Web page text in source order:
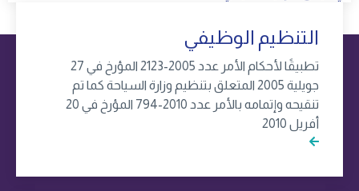
التنظيم الوظيفي
تطبيقًا لأحكام الأمر عدد 2005-2123 المؤرخ في 27
جويلية 2005 المتعلق بتنظيم وزارة السياحة كما تم
تنقيحه وإتمامه بالأمر عدد 2010-794 المؤرخ في 20
أفريل 2010